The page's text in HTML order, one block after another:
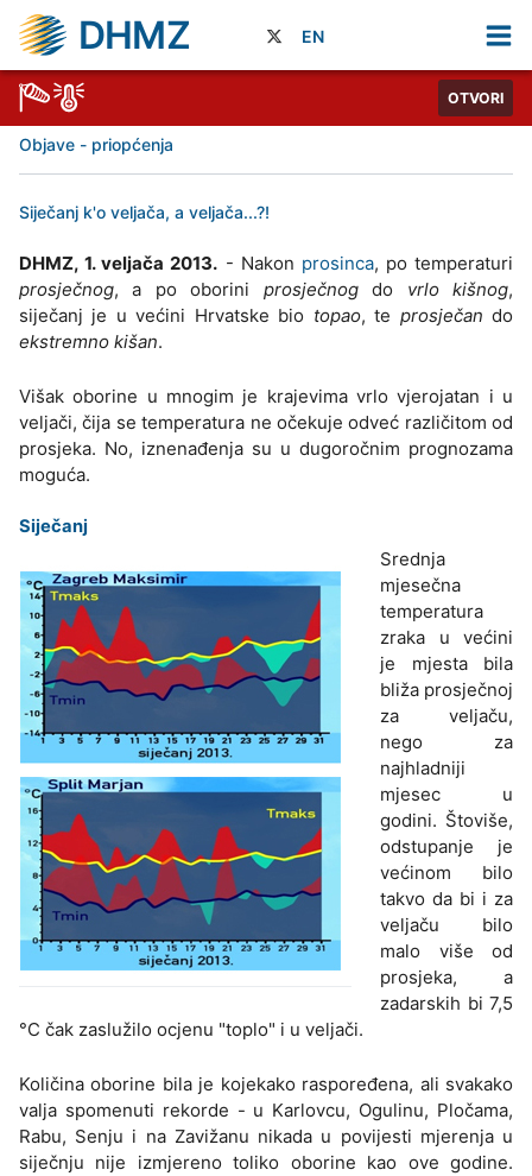
DHMZ EN
OTVORI
Objave - priopćenja
Siječanj k'o veljača, a veljača...?!
DHMZ, 1. veljača 2013. - Nakon prosinca, po temperaturi
prosječnog, a po oborini prosječnogdo vrlo kišnog,
siječanj je u većini Hrvatske bio topao, te prosječan do
ekstremno kišan.
Višak oborine u mnogim je krajevima vrlo vjerojatan i u
veljači, čija se temperatura ne očekuje odveć različitom od
prosjeka. No, iznenađenja su u dugoročnim prognozama
moguća.
Siječanj
Srednja
mjesečna
temperatura
zraka u većini
je mjesta bila
bliža prosječnoj
za veljaču,
nego za
najhladniji
mjesec u
godini. Štoviše,
odstupanje je
većinom bilo
takvo da bi i za
veljaču bilo
malo više od
prosjeka, a
zadarskih bi 7,5
°C čak zaslužilo ocjenu "toplo" i u veljači.
Količina oborine bila je kojekako raspoređena, ali svakako
valja spomenuti rekorde - u Karlovcu, Ogulinu, Pločama,
Rabu, Senju i na Zavižanu nikada u povijesti mjerenja u
siječnju nije izmjereno toliko oborine kao ove godine.